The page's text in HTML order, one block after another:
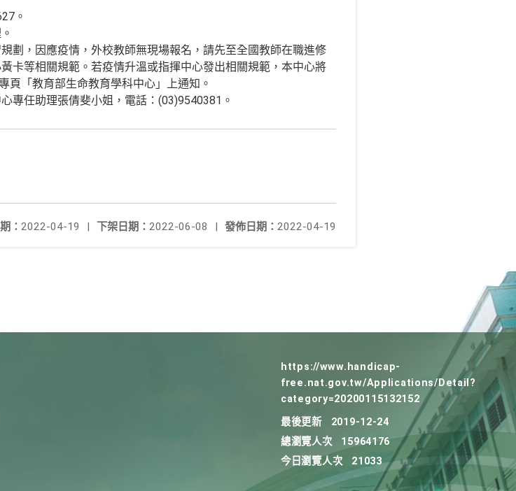
。
劃，因應疫情，外校教師無現場報名，請先至全國教師在職進修
卡等相關規範。若疫情升溫或指揮中心發出相關規範，本中心將
頁「教育部生命教育學科中心」上通知。
專任助理張倩斐小姐，電話：(03)9540381。
發佈日期： 2022-04-19
下架日期： 2022-06-08 |
： 2022-04-19 |
https://www.handicap-
free.nat.gov.tw/Applications/Detail?
category=20200115132152
最後更新
2019-12-24
總瀏覽人次
15964176
今日瀏覽人次
21033